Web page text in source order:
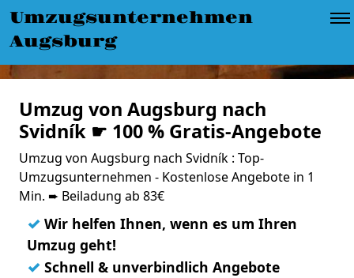
Umzugsunternehmen
Augsburg
Umzug von Augsburg nach
Svidník ☛ 100 % Gratis-Angebote
Umzug von Augsburg nach Svidník : Top-
Umzugsunternehmen - Kostenlose Angebote in 1
Min. ➨ Beiladung ab 83€
✓ Wir helfen Ihnen, wenn es um Ihren
Umzug geht!
✓ Schnell & unverbindlich Angebote